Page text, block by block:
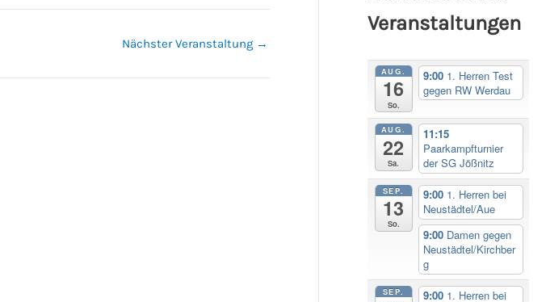
Nächster Veranstaltung →
Veranstaltungen
AUG.
16
So.
9:00 1. Herren Test
gegen RW Werdau
AUG.
22
Sa.
11:15
Paarkampfturnier
der SG Jößnitz
SEP.
13
So.
9:00 1. Herren bei
Neustädtel/Aue
9:00 Damen gegen
Neustädtel/Kirchber
g
SEP. 9:00 1. Herren bei